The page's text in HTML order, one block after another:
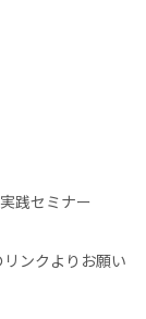
践セミナー
ンクよりお願い